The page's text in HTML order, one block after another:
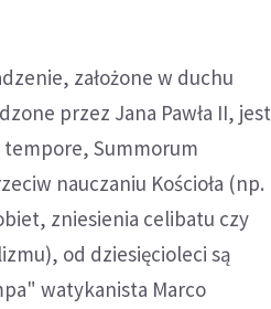
założone w duchu
przez Jana Pawła II, jest
tempore, Summorum
nauczaniu Kościoła (np.
zniesienia celibatu czy
od dziesięcioleci są
watykanista Marco